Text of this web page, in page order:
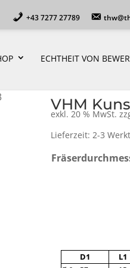
+43 7277 27789
ECHTHEIT VON
VHM
exkl. 20 % MwSt.
Lieferzeit: 2-3
D1 L1